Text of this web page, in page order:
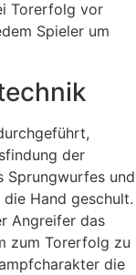
Torerfolg vor
Spieler um
der
Sprungwurfes und
Hand geschult.
Angreifer das
zum Torerfolg zu
die